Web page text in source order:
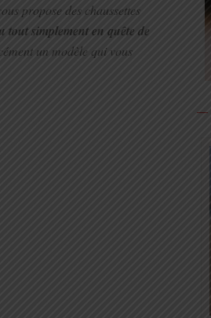
propose des chaussettes
simplement en quête de
un modèle qui vous